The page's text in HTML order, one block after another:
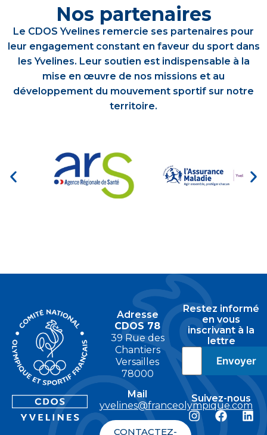
Nos partenaires
Le CDOS Yvelines remercie ses partenaires pour
leur engagement constant en faveur du sport dans
les Yvelines. Leur soutien est indispensable à la
mise en œuvre de nos missions et au
développement du mouvement sportif sur notre
territoire.
Adresse
CDOS 78
39 Rue des
Chantiers
Versailles
78000
Mail
yvelines@franceolympique.com
CONTACTEZ-
Restez informé
en vous
inscrivant à la
lettre
Suivez-nous